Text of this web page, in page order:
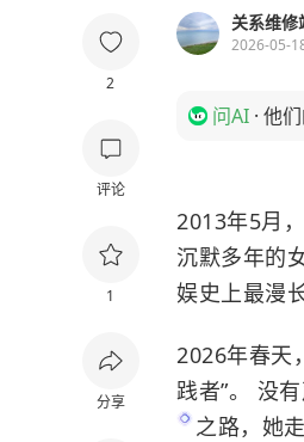
2
评论
1
分享
关系维修
2026-05-
问AI · 他
2013年5月
沉默多年的
娱史上最漫
2026年春天
践者”。 没
之路，她